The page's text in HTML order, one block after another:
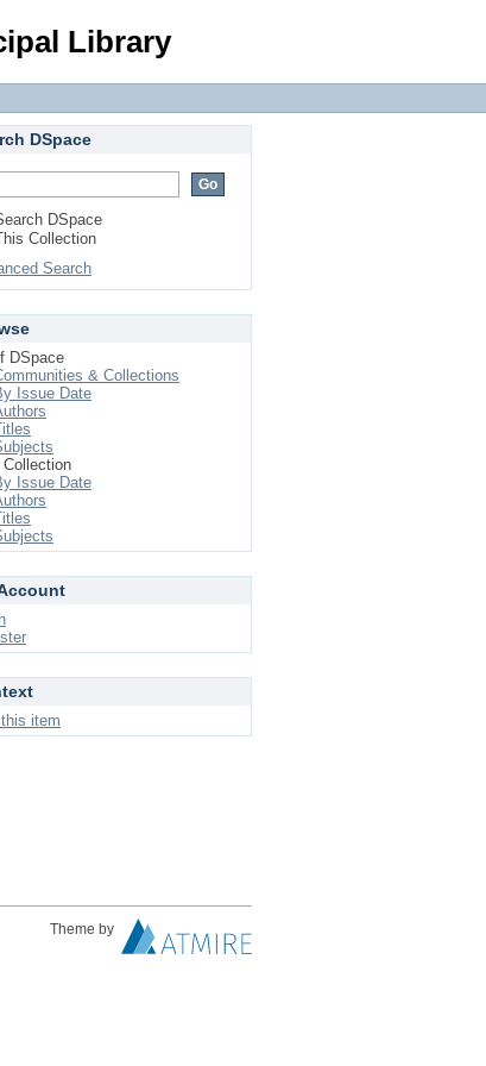
Library
DSpace
DSpace
Collection
Search
DSpace
& Collections
Issue Date
Issue Date
item
Theme by